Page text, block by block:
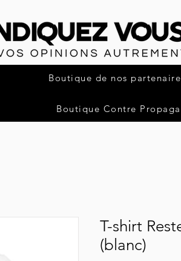
Boutique de nos
Boutique Contre
T-shirt
(blanc)